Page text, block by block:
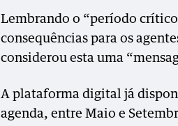
Lembrando o “período
consequências para os
considerou esta uma
A plataforma digital já
agenda, entre Maio e